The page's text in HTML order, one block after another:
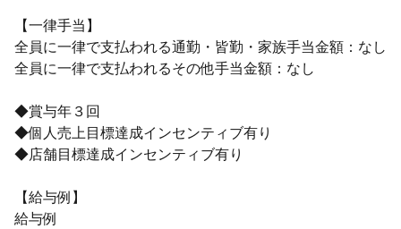
【一律手当】
全員に一律で支払われる通勤・皆勤・家族手当金額：なし
全員に一律で支払われるその他手当金額：なし
◆賞与年３回
◆個人売上目標達成インセンティブ有り
◆店舗目標達成インセンティブ有り
【給与例】
給与例